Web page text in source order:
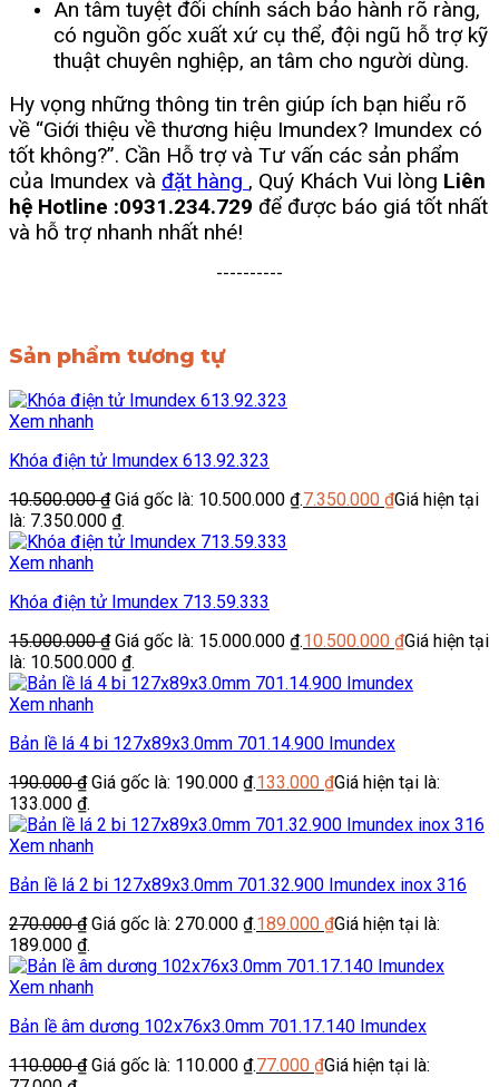
An tâm tuyệt đối chính sách bảo hành rõ ràng,
có nguồn gốc xuất xứ cụ thể, đội ngũ hỗ trợ kỹ
thuật chuyên nghiệp, an tâm cho người dùng.
Hy vọng những thông tin trên giúp ích bạn hiểu rõ
về “Giới thiệu về thương hiệu Imundex? Imundex có
tốt không?”. Cần Hỗ trợ và Tư vấn các sản phẩm
của Imundex và đặt hàng , Quý Khách Vui lòng Liên
hệ Hotline :0931.234.729 để được báo giá tốt nhất
và hỗ trợ nhanh nhất nhé!
----------
Sản phẩm tương tự
Xem nhanh
Khóa điện tử Imundex 613.92.323
10.500.000₫ Giá gốc là: 10.500.000 ₫.7.350.000 ₫Giá hiện tại
là: 7.350.000 ₫.
Xem nhanh
Khóa điện tử Imundex 713.59.333
15.000.000₫ Giá gốc là: 15.000.000 ₫.10.500.000 ₫Giá hiện tại
là: 10.500.000 ₫.
Xem nhanh
Bản lề lá 4 bi 127x89x3.0mm 701.14.900 Imundex
190.000₫ Giá gốc là: 190.000 ₫.133.000 ₫Giá hiện tại là:
133.000 ₫.
Xem nhanh
Bản lề lá 2 bi 127x89x3.0mm 701.32.900 Imundex inox 316
270.000₫ Giá gốc là: 270.000 ₫.189.000 ₫Giá hiện tại là:
189.000 ₫.
Xem nhanh
Bản lề âm dương 102x76x3.0mm 701.17.140 Imundex
110.000₫ Giá gốc là: 110.000 ₫.77.000 ₫Giá hiện tại là: